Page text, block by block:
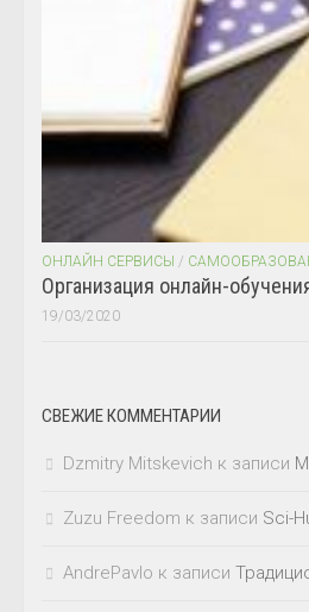
ОНЛАЙН СЕРВИСЫ /
Организация онлайн-
19/03/2020
СВЕЖИЕ КОММЕНТАРИИ
Dzmitry Mitskevich к записи
Zuzu Freedom к записи Sci-
AndrePavlo к записи